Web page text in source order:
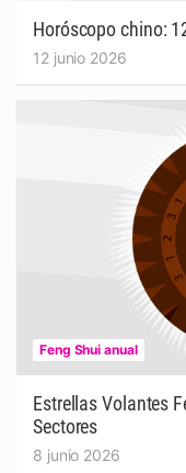
Horóscopo chino:
12 junio 2026
Feng Shui anual
Estrellas Volantes
Sectores
8 junio 2026